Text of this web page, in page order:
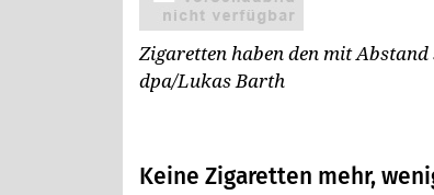
Zigaretten haben den mit
dpa/Lukas Barth
Keine Zigaretten mehr,